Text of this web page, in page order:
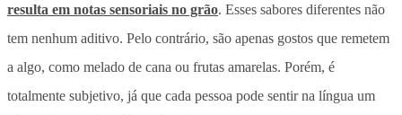
resulta em notas sensoriais no grão. Esses sabores diferentes não
tem nenhum aditivo. Pelo contrário, são apenas gostos que remetem
a algo, como melado de cana ou frutas amarelas. Porém, é
totalmente subjetivo, já que cada pessoa pode sentir na língua um